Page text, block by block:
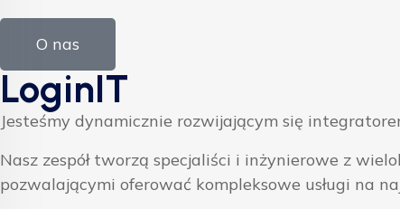
O nas
LoginIT
Jesteśmy dynamicznie rozwijającym się
Nasz zespół tworzą specjaliści i inżynierowe z
pozwalającymi oferować kompleksowe usługi na